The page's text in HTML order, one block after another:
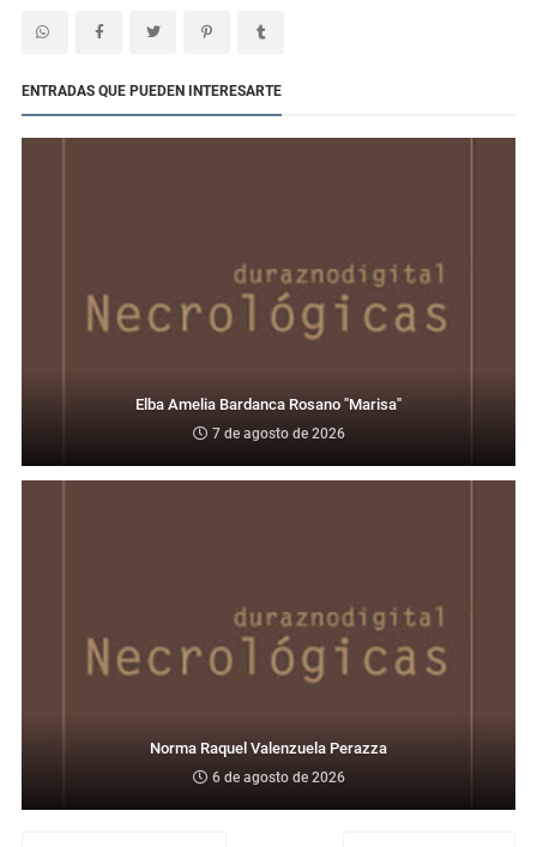
ENTRADAS QUE PUEDEN INTERESARTE
Elba Amelia Bardanca Rosano "Marisa"
7 de agosto de 2026
Norma Raquel Valenzuela Perazza
6 de agosto de 2026